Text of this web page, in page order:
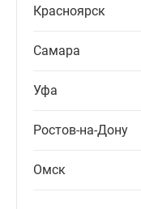
Красноярск
Самара
Уфа
Ростов-на-Дону
Омск